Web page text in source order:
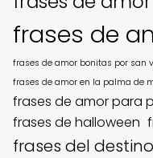
frases de
frases de amor bonitas por san
frases de amor en la palma de
frases de amor para
frases de halloween
frases del destino